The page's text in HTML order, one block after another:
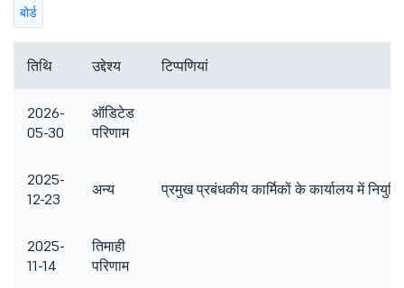
बोर्ड
तिथि उद्देश्य टिप्पणियां
2026-
05-30
ऑडिटेड
परिणाम
2025-
12-23
अन्य प्रमुख प्रबंधकीय कार्मिकों के कार्यालय में
2025-
11-14
तिमाही
परिणाम